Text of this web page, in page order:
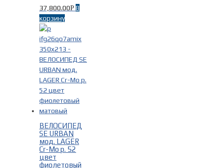
37,800.00Р В
корзину
ВЕЛОСИПЕД
SE URBAN
мод. LAGER
Cr-Mo р. 52
цвет
фиолетовый